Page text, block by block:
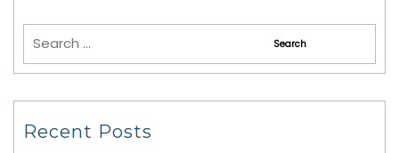
Recent Posts